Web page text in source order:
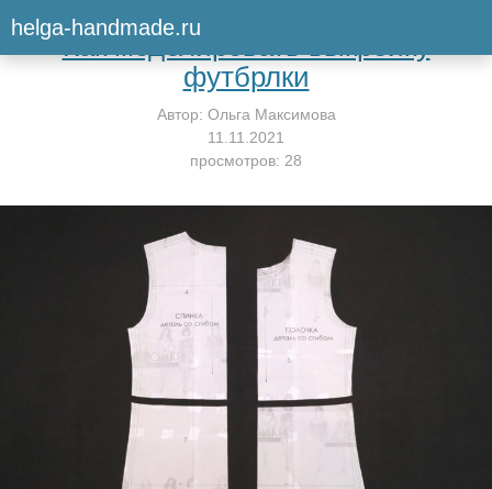
helga-handmade.ruВернуться к мастер-классу
Как моделировать выкройку
футбрлки
Автор: Ольга Максимова
11.11.2021
просмотров: 28